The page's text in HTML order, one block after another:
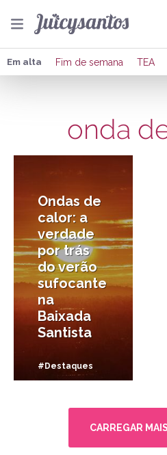
Em alta Fim de semana TEA
onda
Ondas de
calor: a
verdade
por trás
do verão
sufocante
na
Baixada
Santista
#Destaques
CARREGAR